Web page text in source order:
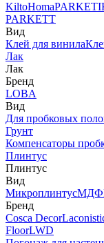
KiltoHoma
PARKETT
Вид
Клей для винила
Лак
Лак
Бренд
LOBA
Вид
Для пробковых
Грунт
Компенсаторы
Плинтус
Плинтус
Вид
МикроплинтусМДФ
Бренд
Cosca Decor
FloorLWD